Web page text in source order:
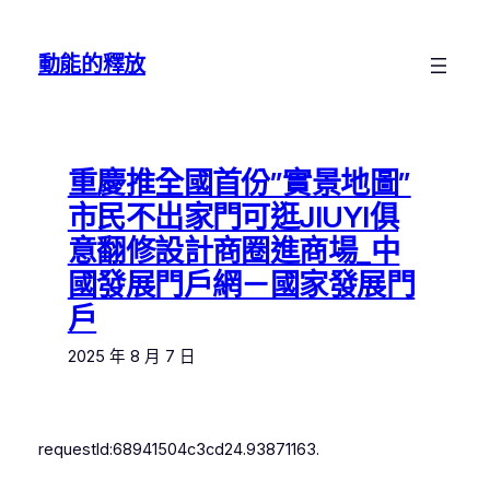
動能的釋放
重慶推全國首份”實景地圖”
市民不出家門可逛JIUYI俱
意翻修設計商圈進商場_中
國發展門戶網－國家發展門
戶
2025 年 8 月 7 日
requestId:68941504c3cd24.93871163.